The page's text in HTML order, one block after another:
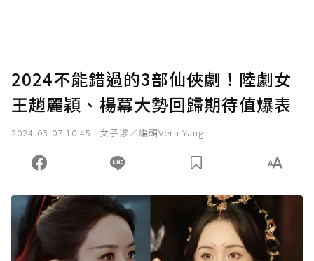
2024不能錯過的3部仙俠劇！陸劇女
王趙麗穎、楊冪大勢回歸期待值爆表
2024-03-07 10:45 女子漾／編輯Vera Yang